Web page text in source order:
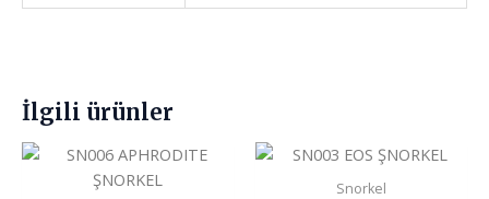
İlgili ürünler
Snorkel